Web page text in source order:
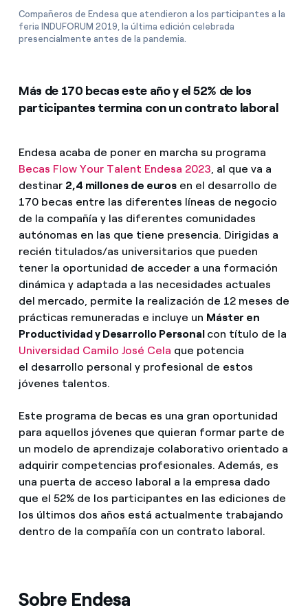
Compañeros de Endesa que atendieron a los participantes a la
feria INDUFORUM 2019, la última edición celebrada
presencialmente antes de la pandemia.
Más de 170 becas este año y el 52% de los
participantes termina con un contrato laboral
Endesa acaba de poner en marcha su programa
Becas Flow Your Talent Endesa 2023, al que va a
destinar 2,4 millones de euros en el desarrollo de
170 becas entre las diferentes líneas de negocio
de la compañía y las diferentes comunidades
autónomas en las que tiene presencia. Dirigidas a
recién titulados/as universitarios que pueden
tener la oportunidad de acceder a una formación
dinámica y adaptada a las necesidades actuales
del mercado, permite la realización de 12 meses de
prácticas remuneradas e incluye un Máster en
Productividad y Desarrollo Personal con título de la
Universidad Camilo José Cela que potencia
el desarrollo personal y profesional de estos
jóvenes talentos.
Este programa de becas es una gran oportunidad
para aquellos jóvenes que quieran formar parte de
un modelo de aprendizaje colaborativo orientado a
adquirir competencias profesionales. Además, es
una puerta de acceso laboral a la empresa dado
que el 52% de los participantes en las ediciones de
los últimos dos años está actualmente trabajando
dentro de la compañía con un contrato laboral.
Sobre Endesa